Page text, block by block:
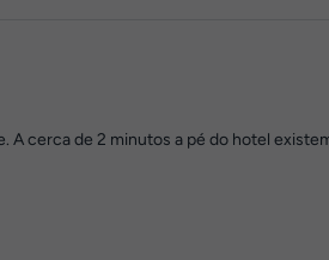
cerca de 2 minutos a pé do hotel